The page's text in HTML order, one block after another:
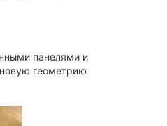
панелями и
геометрию